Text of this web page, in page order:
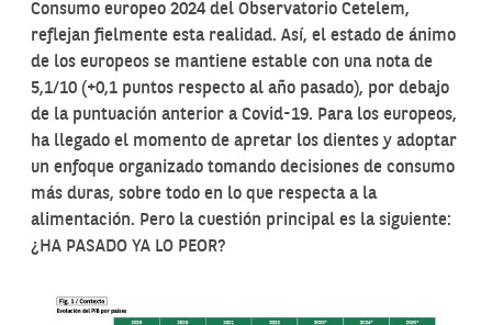
Consumo europeo 2024 del Observatorio Cetelem,
reflejan fielmente esta realidad. Así, el estado de ánimo
de los europeos se mantiene estable con una nota de
5,1/10 (+0,1 puntos respecto al año pasado), por debajo
de la puntuación anterior a Covid-19. Para los europeos,
ha llegado el momento de apretar los dientes y adoptar
un enfoque organizado tomando decisiones de consumo
más duras, sobre todo en lo que respecta a la
alimentación. Pero la cuestión principal es la siguiente:
¿HA PASADO YA LO PEOR?